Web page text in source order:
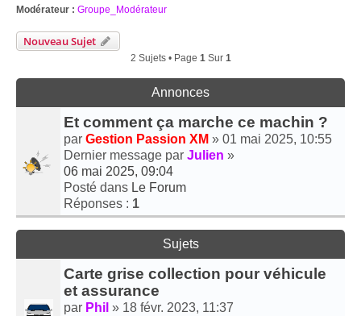
Modérateur : Groupe_Modérateur
Nouveau Sujet
2 Sujets • Page 1Sur 1
Annonces
Et comment ça marche ce machin ?
par Gestion Passion XM » 01 mai 2025, 10:55
Dernier message par Julien »
06 mai 2025, 09:04
Posté dans Le Forum
Réponses : 1
Sujets
Carte grise collection pour véhicule
et assurance
par Phil » 18 févr. 2023, 11:37